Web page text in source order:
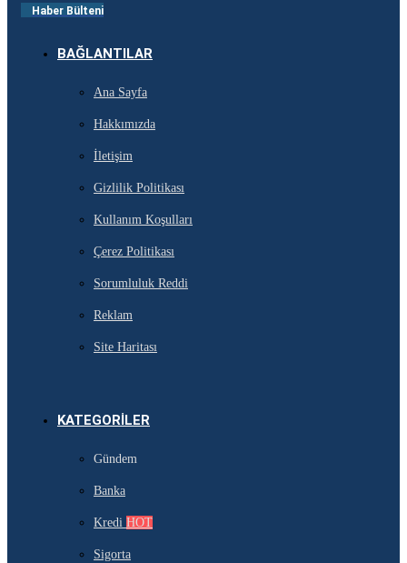
Haber Bülteni
BAĞLANTILAR
Ana Sayfa
Hakkımızda
İletişim
Gizlilik Politikası
Kullanım Koşulları
Çerez Politikası
Sorumluluk Reddi
Reklam
Site Haritası
KATEGORILER
Gündem
Banka
Kredi HOT
Sigorta